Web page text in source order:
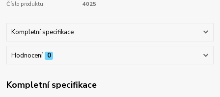
Číslo produktu: 4025
Kompletní specifikace
Hodnocení 0
Kompletní specifikace